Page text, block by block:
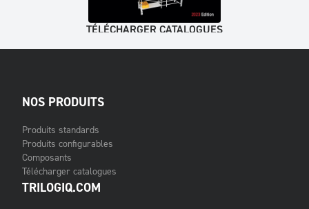
TÉLÉCHARGER CATALOGUES
NOS PRODUITS
Produits standards
Produits configurables
Composants
Télécharger catalogues
TRILOGIQ.COM